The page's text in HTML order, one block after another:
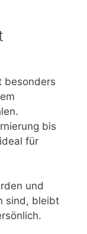
besonders
bis
für
und
sind, bleibt